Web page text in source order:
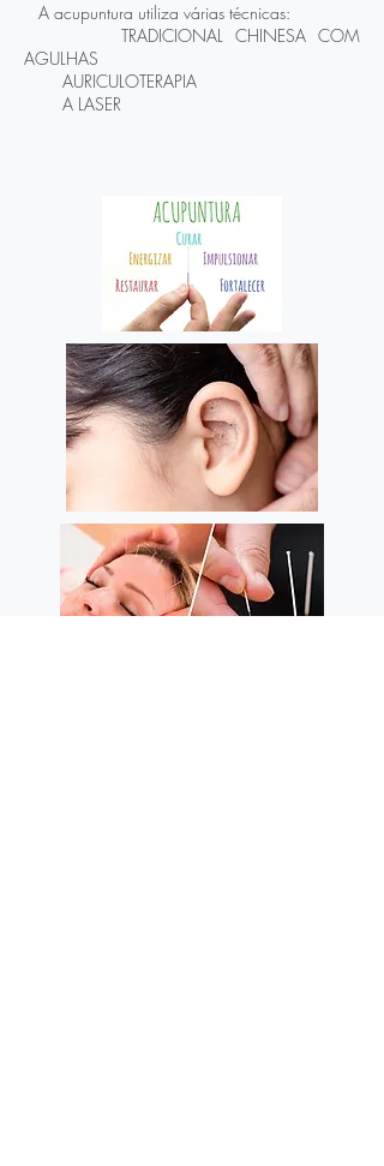
A acupuntura utiliza várias técnicas:
TRADICIONAL CHINESA COM
AGULHAS
AURICULOTERAPIA
A LASER